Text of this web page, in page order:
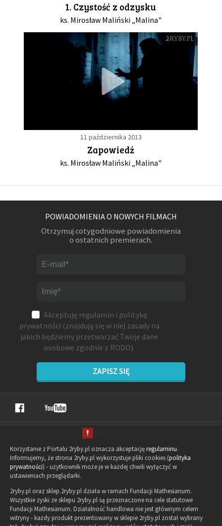
1. Czystość z odzysku
ks. Mirosław Maliński „Malina"
11 października 2013
Zapowiedź
ks. Mirosław Maliński „Malina"
POWIADOMIENIA O NOWYCH FILMACH
Otrzymuj cotygodniowe powiadomienia
o ostatnich premierach.
Akceptuję regulamin i politykę
prywatności (znajdują się w niej zasady na
jakich będziemy przetwarzać Twoje dane
osobowe zgodnie z RODO).
ZAPISZ SIĘ
Korzystanie z Portalu 2ryby.pl oznacza akceptacjęregulaminu.
Informujemy, że strona 2ryby.pl wykorzystuje pliki cookies (polityka
prywatności) - użytkownik może je w każdej chwili wyłączyć w
ustawieniach przeglądarki.
2ryby.pl oraz sklep.2ryby.pl działa w ramach Fundacji Mathesianum.
Wszystkie zyski ze sklepu 2ryby.pl są przeznaczone na cele statutowe
Fundacji Mathesianum. Działalność handlowa nie jest głównym celem
witryny - każdy produkt prezentowany w sklepie 2ryby.pl został wybrany